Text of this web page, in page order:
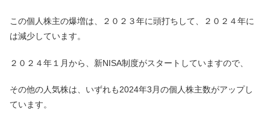
この個人株主の爆増は、２０２３年に頭打ちして、２０２４年に
は減少しています。
２０２４年１月から、新NISA制度がスタートしていますので、
その他の人気株は、いずれも2024年3月の個人株主数がアップし
ています。